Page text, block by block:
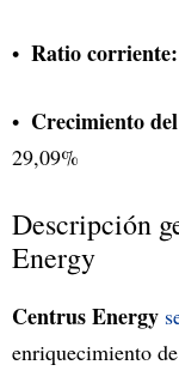
Ratio corriente:
Crecimiento
29,09%
Descripción
Energy
Centrus Energy
enriquecimiento